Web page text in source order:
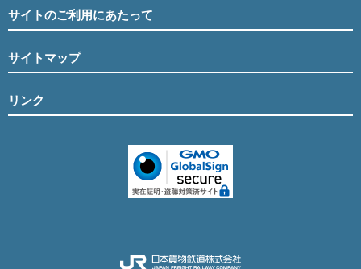
サイトのご利用にあたって
サイトマップ
リンク